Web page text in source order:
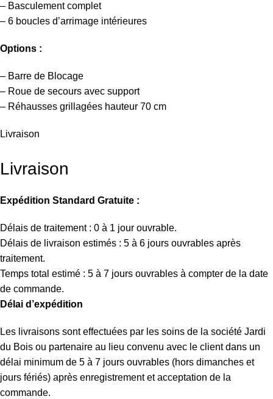
– Basculement complet
– 6 boucles d’arrimage intérieures
Options :
– Barre de Blocage
– Roue de secours avec support
– Réhausses grillagées hauteur 70 cm
Livraison
Livraison
Expédition Standard Gratuite :
Délais de traitement : 0 à 1 jour ouvrable.
Délais de livraison estimés : 5 à 6 jours ouvrables après
traitement.
Temps total estimé : 5 à 7 jours ouvrables à compter de la date
de commande.
Délai d’expédition
Les livraisons sont effectuées par les soins de la société Jardi
du Bois ou partenaire au lieu convenu avec le client dans un
délai minimum de 5 à 7 jours ouvrables (hors dimanches et
jours fériés) après enregistrement et acceptation de la
commande.